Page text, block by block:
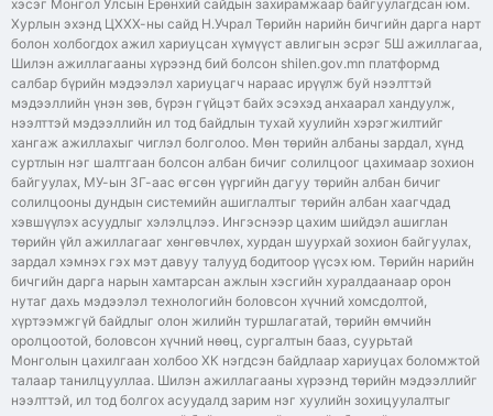
хэсэг Монгол Улсын Ерөнхий сайдын захирамжаар байгуулагдсан юм.
Хурлын эхэнд ЦХХХ-ны сайд Н.Учрал Төрийн нарийн бичгийн дарга нарт
болон холбогдох ажил хариуцсан хүмүүст авлигын эсрэг 5Ш ажиллагаа,
Шилэн ажиллагааны хүрээнд бий болсон shilen.gov.mn платформд
салбар бүрийн мэдээлэл хариуцагч нараас ирүүлж буй нээлттэй
мэдээллийн үнэн зөв, бүрэн гүйцэт байх эсэхэд анхаарал хандуулж,
нээлттэй мэдээллийн ил тод байдлын тухай хуулийн хэрэгжилтийг
хангаж ажиллахыг чиглэл болголоо. Мөн төрийн албаны зардал, хүнд
суртлын нэг шалтгаан болсон албан бичиг солилцоог цахимаар зохион
байгуулах, МУ-ын ЗГ-аас өгсөн үүргийн дагуу төрийн албан бичиг
солилцооны дундын системийн ашиглалтыг төрийн албан хаагчдад
хэвшүүлэх асуудлыг хэлэлцлээ. Ингэснээр цахим шийдэл ашиглан
төрийн үйл ажиллагааг хөнгөвчлөх, хурдан шуурхай зохион байгуулах,
зардал хэмнэх гэх мэт давуу талууд бодитоор үүсэх юм. Төрийн нарийн
бичгийн дарга нарын хамтарсан ажлын хэсгийн хуралдаанаар орон
нутаг дахь мэдээлэл технологийн боловсон хүчний хомсдолтой,
хүртээмжгүй байдлыг олон жилийн туршлагатай, төрийн өмчийн
оролцоотой, боловсон хүчний нөөц, сургалтын бааз, суурьтай
Монголын цахилгаан холбоо ХК нэгдсэн байдлаар хариуцах боломжтой
талаар танилцууллаа. Шилэн ажиллагааны хүрээнд төрийн мэдээллийг
нээлттэй, ил тод болгох асуудалд зарим нэг хуулийн зохицуулалтыг